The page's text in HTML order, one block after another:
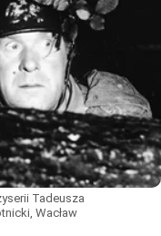
Tadeusza
Wacław